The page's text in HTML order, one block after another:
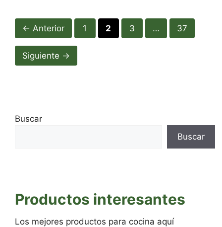
← Anterior Página
1 Página
2 Página
3 … Página
37
Siguiente →
Buscar
Buscar
Productos interesantes
Los mejores productos para cocina aquí